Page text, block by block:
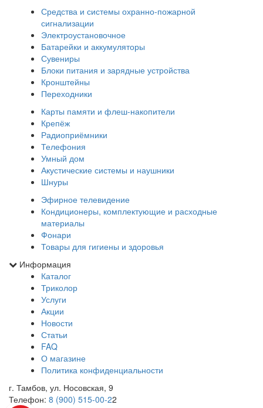
Средства и системы охранно-пожарной
сигнализации
Электроустановочное
Батарейки и аккумуляторы
Сувениры
Блоки питания и зарядные устройства
Кронштейны
Переходники
Карты памяти и флеш-накопители
Крепёж
Радиоприёмники
Телефония
Умный дом
Акустические системы и наушники
Шнуры
Эфирное телевидение
Кондиционеры, комплектующие и расходные
материалы
Фонари
Товары для гигиены и здоровья
Информация
Каталог
Триколор
Услуги
Акции
Новости
Статьи
FAQ
О магазине
Политика конфиденциальности
г. Тамбов, ул. Носовская, 9
Телефон: 8 (900) 515-00-22